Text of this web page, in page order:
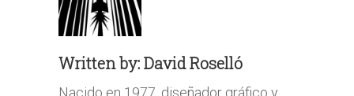
Written by:David Roselló
Nacido en 1977, diseñador gráfico y